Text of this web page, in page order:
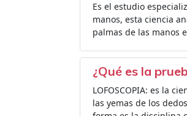
Es el estudio
manos, esta ciencia
palmas de las manos
¿Qué es la
LOFOSCOPIA: es la
las yemas de los